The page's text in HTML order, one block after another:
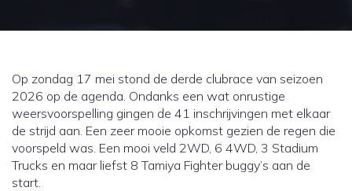
Op zondag 17 mei stond de derde clubrace van seizoen
2026 op de agenda. Ondanks een wat onrustige
weersvoorspelling gingen de 41 inschrijvingen met elkaar
de strijd aan. Een zeer mooie opkomst gezien de regen die
voorspeld was. Een mooi veld 2WD, 6 4WD, 3 Stadium
Trucks en maar liefst 8 Tamiya Fighter buggy’s aan de
start.